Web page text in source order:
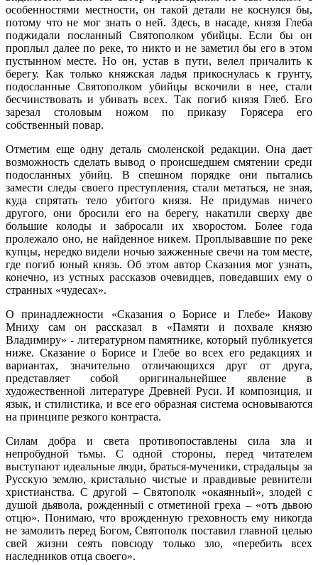
особенностями местности, он такой детали не коснулся бы,
потому что не мог знать о ней. Здесь, в насаде, князя Глеба
поджидали посланный Святополком убийцы. Если бы он
проплыл далее по реке, то никто и не заметил бы его в этом
пустынном месте. Но он, устав в пути, велел причалить к
берегу. Как только княжская ладья прикоснулась к грунту,
подосланные Святополком убийцы вскочили в нее, стали
бесчинствовать и убивать всех. Так погиб князя Глеб. Его
зарезал столовым ножом по приказу Горясера его
собственный повар.
Отметим еще одну деталь смоленской редакции. Она дает
возможность сделать вывод о происшедшем смятении среди
подосланных убийц. В спешном порядке они пытались
замести следы своего преступления, стали метаться, не зная,
куда спрятать тело убитого князя. Не придумав ничего
другого, они бросили его на берегу, накатили сверху две
большие колоды и забросали их хворостом. Более года
пролежало оно, не найденное никем. Проплывавшие по реке
купцы, нередко видели ночью зажженные свечи на том месте,
где погиб юный князь. Об этом автор Сказания мог узнать,
конечно, из устных рассказов очевидцев, поведавших ему о
странных «чудесах».
О принадлежности «Сказания о Борисе и Глебе» Иакову
Мниху сам он рассказал в «Памяти и похвале князю
Владимиру» - литературном памятнике, который публикуется
ниже. Сказание о Борисе и Глебе во всех его редакциях и
вариантах, значительно отличающихся друг от друга,
представляет собой оригинальнейшее явление в
художественной литературе Древней Руси. И композиция, и
язык, и стилистика, и все его образная система основываются
на принципе резкого контраста.
Силам добра и света противопоставлены сила зла и
непробудной тьмы. С одной стороны, перед читателем
выступают идеальные люди, браться-мученики, страдальцы за
Русскую землю, кристально чистые и правдивые ревнители
христианства. С другой – Святополк «окаянный», злодей с
душой дьявола, рожденный с отметиной греха – «отъ дьвою
отцю». Понимаю, что врожденную греховность ему никогда
не замолить перед Богом, Святополк поставил главной целью
свей жизни сеять повсюду только зло, «перебить всех
наследников отца своего».